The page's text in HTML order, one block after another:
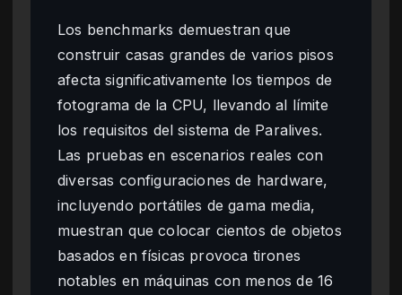
Los benchmarks demuestran que
construir casas grandes de varios pisos
afecta significativamente los tiempos de
fotograma de la CPU, llevando al límite
los requisitos del sistema de Paralives.
Las pruebas en escenarios reales con
diversas configuraciones de hardware,
incluyendo portátiles de gama media,
muestran que colocar cientos de objetos
basados en físicas provoca tirones
notables en máquinas con menos de 16